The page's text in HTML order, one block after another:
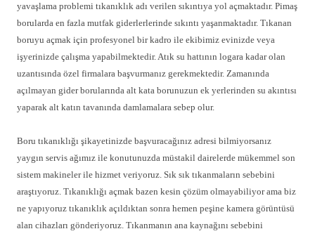
yavaşlama problemi tıkanıklık adı verilen sıkıntıya yol açmaktadır. Pimaş
borularda en fazla mutfak giderlerlerinde sıkıntı yaşanmaktadır. Tıkanan
boruyu açmak için profesyonel bir kadro ile ekibimiz evinizde veya
işyerinizde çalışma yapabilmektedir. Atık su hattının logara kadar olan
uzantısında özel firmalara başvurmanız gerekmektedir. Zamanında
açılmayan gider borularında alt kata borunuzun ek yerlerinden su akıntısı
yaparak alt katın tavanında damlamalara sebep olur.
Boru tıkanıklığı şikayetinizde başvuracağınız adresi bilmiyorsanız
yaygın servis ağımız ile konutunuzda müstakil dairelerde mükemmel son
sistem makineler ile hizmet veriyoruz. Sık sık tıkanmaların sebebini
araştıyoruz. Tıkanıklığı açmak bazen kesin çözüm olmayabiliyor ama biz
ne yapıyoruz tıkanıklık açıldıktan sonra hemen peşine kamera görüntüsü
alan cihazları gönderiyoruz. Tıkanmanın ana kaynağını sebebini